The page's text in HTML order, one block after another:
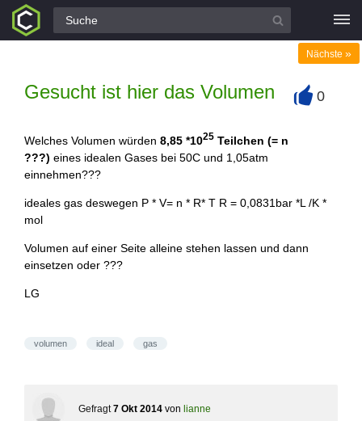
Alle Fragen
Gesucht ist hier das Volumen
Nächste »
0
Welches Volumen würden 8,85 *1025 Teilchen (= n
???) eines idealen Gases bei 50C und 1,05atm
einnehmen???
ideales gas deswegen P * V= n * R* T R = 0,0831bar *L /K *
mol
Volumen auf einer Seite alleine stehen lassen und dann
einsetzen oder ???
LG
volumen ideal gas
Gefragt 7 Okt 2014 von lianne